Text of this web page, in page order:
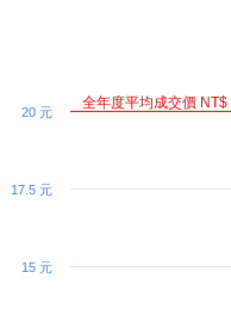
15 元
17.5 元
20 元
全年度平均成交價 NT$